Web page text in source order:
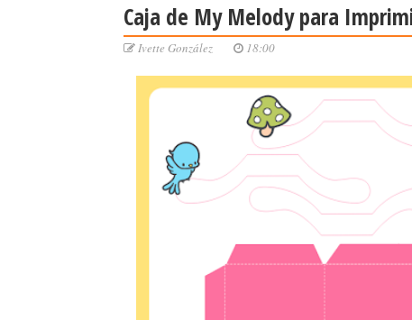
Caja de My Melody para
Ivette González 18:00